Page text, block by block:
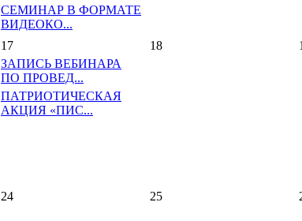
СЕМИНАР В ФОРМАТЕ
ВИДЕОКО...
17
ЗАПИСЬ ВЕБИНАРА
ПО ПРОВЕД...
ПАТРИОТИЧЕСКАЯ
АКЦИЯ «ПИС...
18
24 25